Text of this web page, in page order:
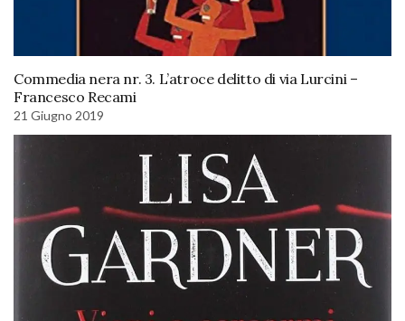
Commedia nera nr. 3. L’atroce delitto di via Lurcini –
Francesco Recami
21 Giugno 2019